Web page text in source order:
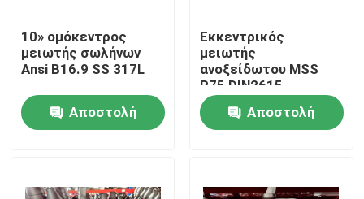
Σπίτι
10» ομόκεντρος
μειωτής σωλήνων
Ansi B16.9 SS 317L
Αποστολή
Εκκεντρικός
μειωτής
ανοξείδωτου MSS
P75 DIN2615
Αποστολή